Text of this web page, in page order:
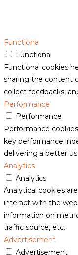
Functional
Functional
Functional cookies
sharing the content
collect feedbacks,
Performance
Performance
Performance
key performance
delivering a better
Analytics
Analytics
Analytical cookies
interact with the
information on
traffic source, etc.
Advertisement
Advertisement